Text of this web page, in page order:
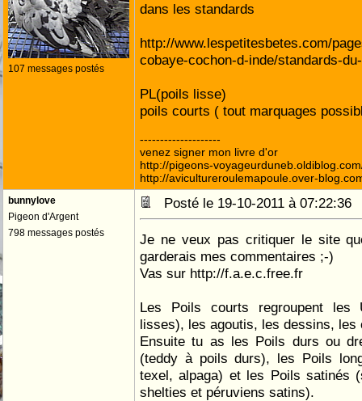
107 messages postés
dans les standards
http://www.lespetitesbetes.com/
cobaye-cochon-d-inde/standards-
PL(poils lisse)
poils courts ( tout marquages
--------------------
venez signer mon livre d'or
http://pigeons-
http://avicultureroulemapoule.over-
bunnylove
Pigeon d'Argent
798 messages postés
Posté le 19-10-2011 à
Je ne veux pas critiquer le site
garderais mes commentaires ;-)
Vas sur http://f.a.e.c.free.fr
Les Poils courts regroupent les
lisses), les agoutis, les dessins, les
Ensuite tu as les Poils durs ou
(teddy à poils durs), les Poils
texel, alpaga) et les Poils satinés
shelties et péruviens satins).